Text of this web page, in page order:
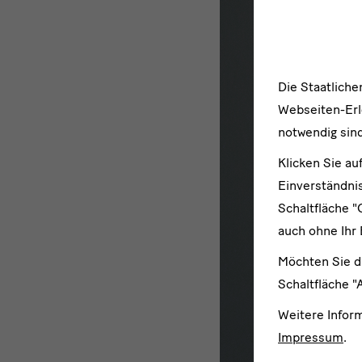
Die
Webseiten-
notwendig
Klicken Sie
Schaltfläche
auch ohne Ihr
Möchten Sie
Schaltfläche
Weitere
Impressum.